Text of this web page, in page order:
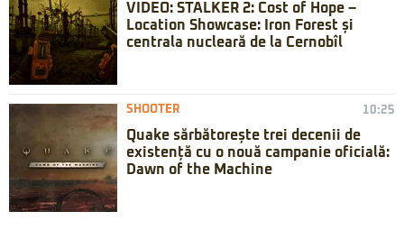
VIDEO: STALKER 2: Cost of Hope –
Location Showcase: Iron Forest și
centrala nucleară de la Cernobîl
SHOOTER 10:25
Quake sărbătorește trei decenii de
existență cu o nouă campanie oficială:
Dawn of the Machine